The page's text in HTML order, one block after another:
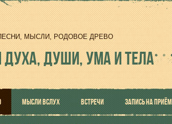
МЫСЛИ, РОДОВОЕ ДРЕВО
ДУХА, ДУШИ, УМА И ТЕЛА
МЫСЛИ ВСЛУХ ВСТРЕЧИ ЗАПИСЬ НА ПРИЁМ